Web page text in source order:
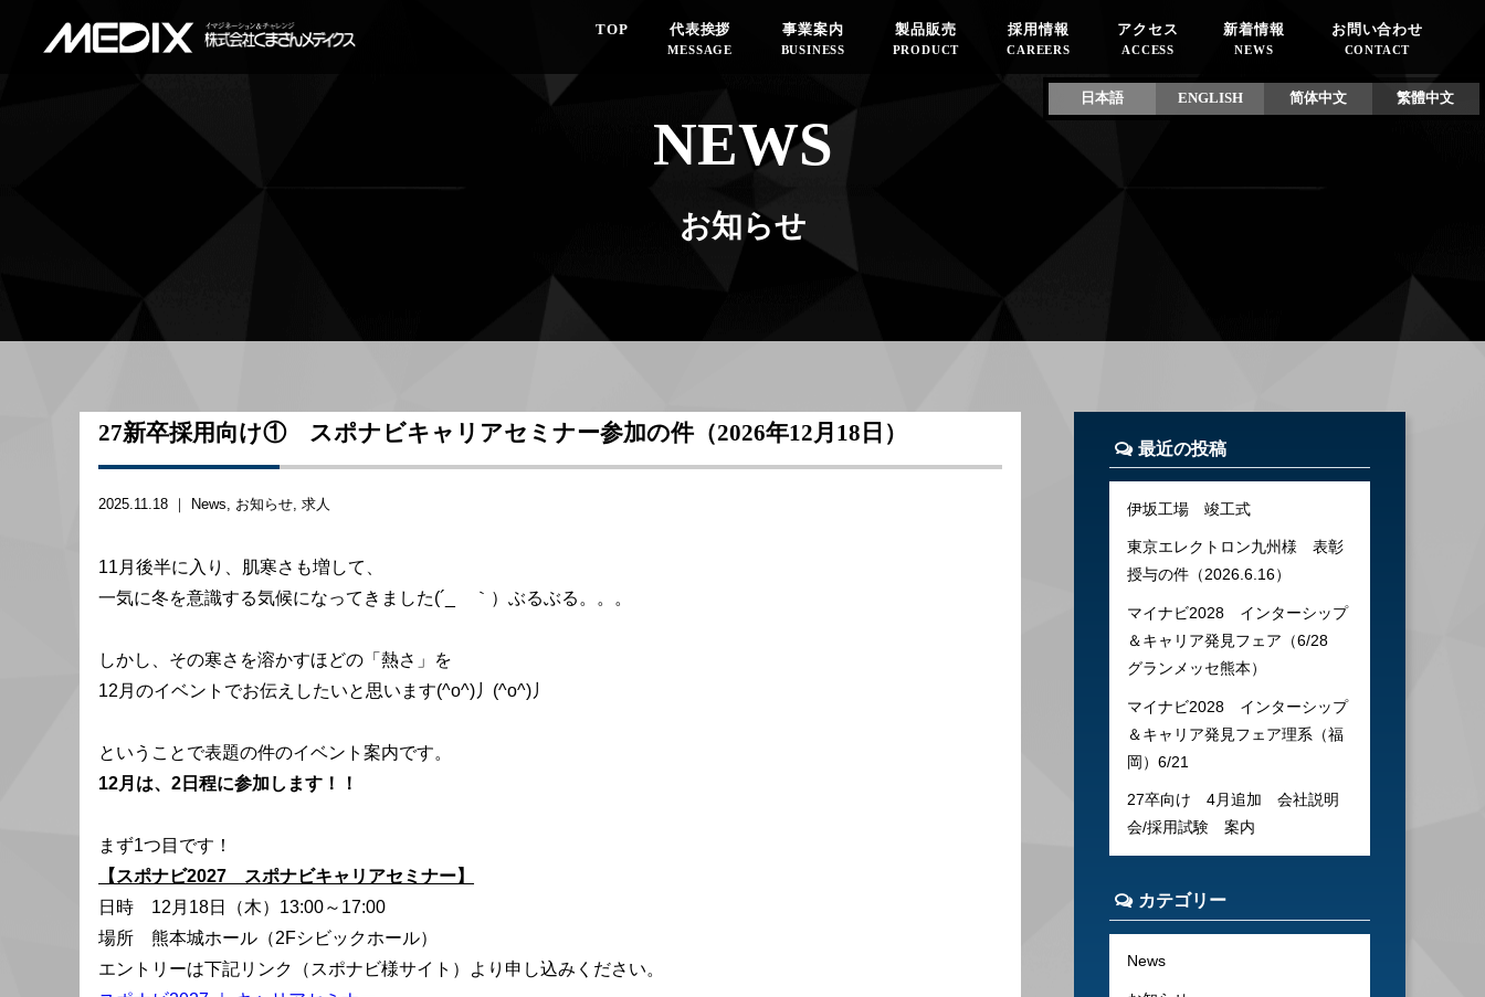
TOP 代表挨拶
MESSAGE
事業案内
BUSINESS
製品販売
PRODUCT
採用情報
CAREERS
アクセス
ACCESS
新着情報
NEWS
お問い合わせ
CONTACT
ENGLISH
日本語 简体中文 繁體中文
NEWS
お知らせ
27新卒採用向け① スポナビキャリアセミナー参加の件（2026年12月18日）
2025.11.18 ｜ News お知らせ 求人
11月後半に入り、肌寒さも増して、
一気に冬を意識する気候になってきました(´_ゝ｀）ぶるぶる。。。
しかし、その寒さを溶かすほどの「熱さ」を
12月のイベントでお伝えしたいと思います(^o^)丿(^o^)丿
ということで表題の件のイベント案内です。
12月は、2日程に参加します！！
まず1つ目です！
【スポナビ2027 スポナビキャリアセミナー】
日時 12月18日（木）13:00～17:00
場所 熊本城ホール（2Fシビックホール）
エントリーは下記リンク（スポナビ様サイト）より申し込みください。
最近の投稿
伊坂工場 竣工式
東京エレクトロン九州様 表彰
授与の件（2026.6.16）
マイナビ2028 インターシップ
＆キャリア発見フェア（6/28
グランメッセ熊本）
マイナビ2028 インターシップ
＆キャリア発見フェア理系（福
岡）6/21
27卒向け 4月追加 会社説明
会/採用試験 案内
カテゴリー
News